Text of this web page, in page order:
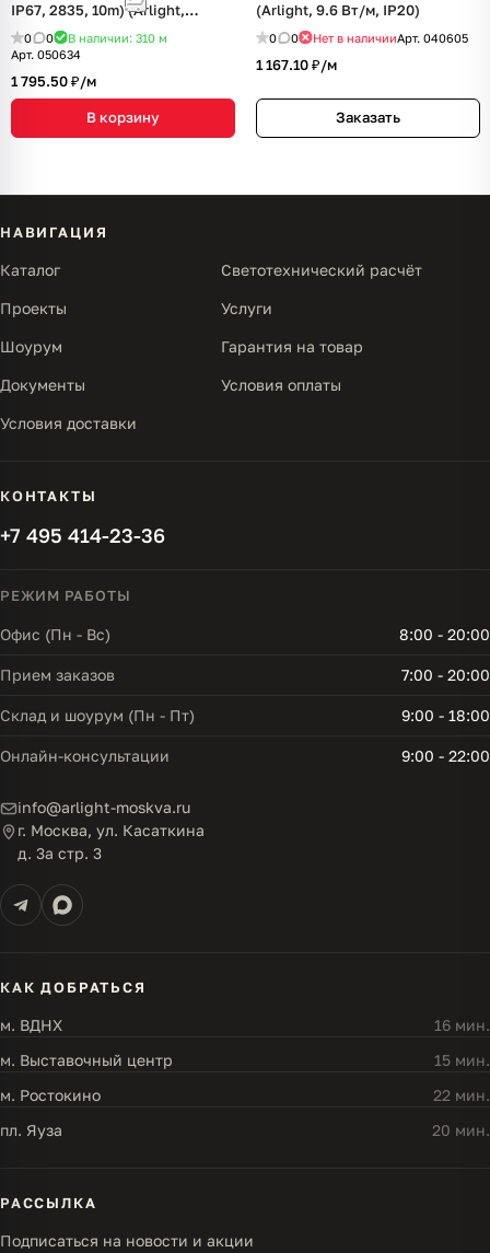
IP67, 2835, 10m) (Arlight,
стабилизированная)
0 0 В наличии: 310 м
Арт. 050634
1 795.50 ₽/м
В корзину
(Arlight, 9.6 Вт/м, IP20)
0 0 Нет в наличииАрт. 040605
1 167.10 ₽/м
Заказать
НАВИГАЦИЯ
Каталог Светотехнический расчёт
Проекты Услуги
Шоурум Гарантия на товар
Документы Условия оплаты
Условия доставки
КОНТАКТЫ
+7 495 414-23-36
РЕЖИМ РАБОТЫ
Офис (Пн - Вс) 8:00 - 20:00
Прием заказов 7:00 - 20:00
Склад и шоурум (Пн - Пт) 9:00 - 18:00
Онлайн-консультации 9:00 - 22:00
info@arlight-moskva.ru
г. Москва, ул. Касаткина
д. 3а стр. 3
КАК ДОБРАТЬСЯ
м. ВДНХ
16 мин.
м. Выставочный центр
15 мин.
м. Ростокино
22 мин.
пл. Яуза
20 мин.
РАССЫЛКА
Подписаться на новости и акции